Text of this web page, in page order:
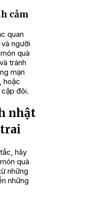
cảm
quan
người
quà
tránh
mạn
hoặc
đôi.
nhật
hãy
quà
những
những